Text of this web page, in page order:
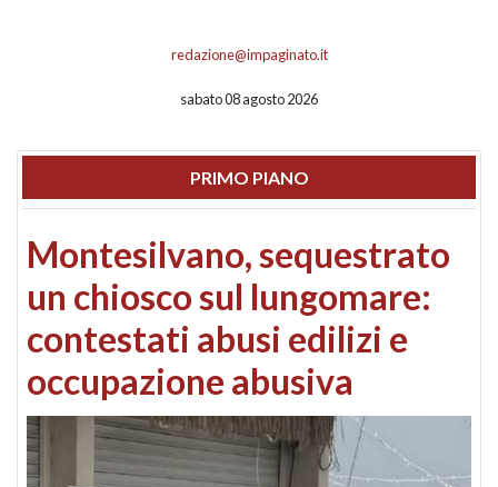
redazione@impaginato.it
sabato 08 agosto 2026
PRIMO PIANO
Montesilvano, sequestrato
un chiosco sul lungomare:
contestati abusi edilizi e
occupazione abusiva